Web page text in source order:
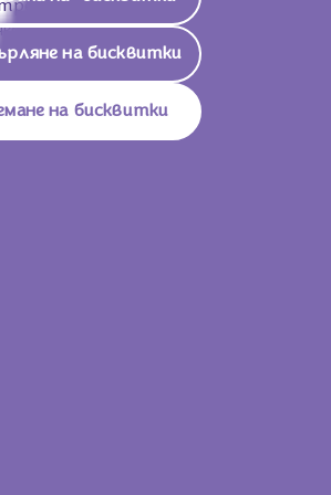
и напълно
консуматори предпочитат
Наша цел е да продължим да
с нашия нежно топящ се
алпийското мляко ще продължи
съставка за нас и в бъдеще.
на бисквитки
на бисквитки